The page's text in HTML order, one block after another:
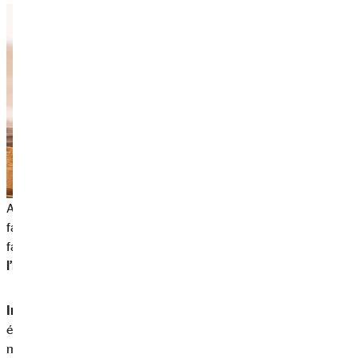
Afin d’épargner efficacement pour la prochaine génération et y
faire contribuer les grands-pères et autres membres de la
famille, un
l’investissement le plus judicieux.
Investir dans des actions individuelles est moins conseillé
étant donné que cela requiert une bonne connaissance du
marché boursier ainsi qu’une volonté à prendre des risques.